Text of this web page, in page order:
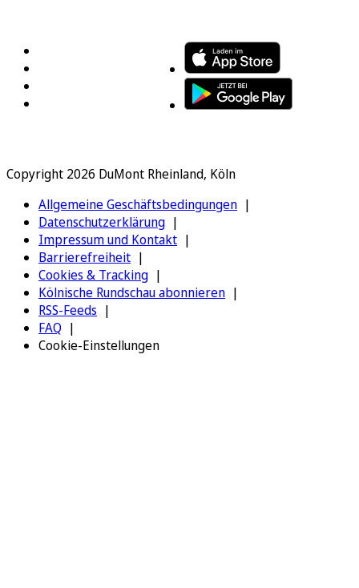
Copyright 2026 DuMont Rheinland, Köln
Allgemeine Geschäftsbedingungen
Datenschutzerklärung
Impressum und Kontakt
Barrierefreiheit
Cookies & Tracking
Kölnische Rundschau abonnieren
RSS-Feeds
FAQ
Cookie-Einstellungen